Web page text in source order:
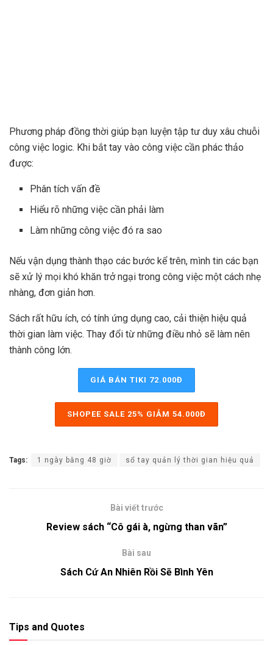
Phương pháp đồng thời giúp bạn luyện tập tư duy xâu chuỗi
công việc logic. Khi bắt tay vào công việc cần phác thảo
được:
Phân tích vấn đề
Hiểu rõ những việc cần phải làm
Làm những công việc đó ra sao
Nếu vận dụng thành thạo các bước kể trên, mình tin các bạn
sẽ xử lý mọi khó khăn trở ngại trong công việc một cách nhẹ
nhàng, đơn giản hơn.
Sách rất hữu ích, có tính ứng dụng cao, cải thiện hiệu quả
thời gian làm việc. Thay đổi từ những điều nhỏ sẽ làm nên
thành công lớn.
GIÁ BÁN TIKI 72.000Đ
SHOPEE SALE 25% GIẢM 54.000Đ
Tags: 1 ngày bằng 48 giờ sổ tay quản lý thời gian hiệu quả
Bài viết trước
Review sách “Cô gái à, ngừng than vãn”
Bài sau
Sách Cứ An Nhiên Rồi Sẽ Bình Yên
Tips and Quotes